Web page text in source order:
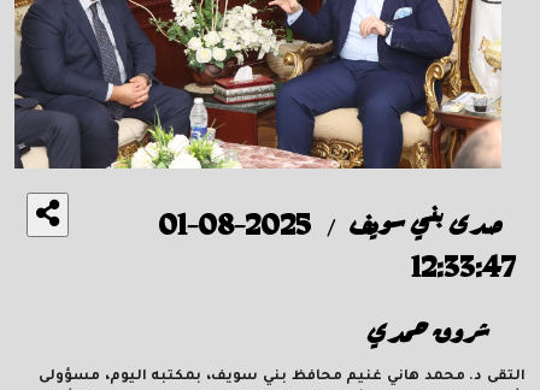
صدى بني سويف /
2025-08-01
12:33:47
شروق حمدي
التقى د. محمد هاني غنيم محافظ بني سويف، بمكتبه اليوم، مسؤولى